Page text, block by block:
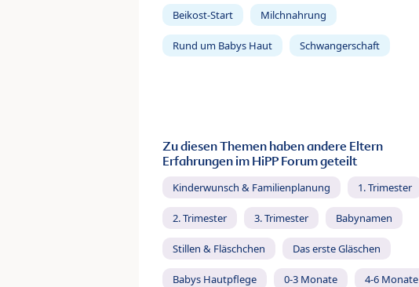
Beikost-Start Milchnahrung
Rund um Babys Haut Schwangerschaft
Zu diesen Themen haben andere Eltern
Erfahrungen im HiPP Forum geteilt
Kinderwunsch & Familienplanung 1. Trimester
2. Trimester 3. Trimester Babynamen
Stillen & Fläschchen Das erste Gläschen
Babys Hautpflege 0-3 Monate 4-6 Monate